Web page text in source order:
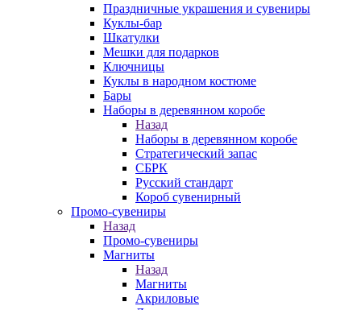
Праздничные украшения и сувениры
Куклы-бар
Шкатулки
Мешки для подарков
Ключницы
Куклы в народном костюме
Бары
Наборы в деревянном коробе
Назад
Наборы в деревянном коробе
Стратегический запас
СБРК
Русский стандарт
Короб сувенирный
Промо-сувениры
Назад
Промо-сувениры
Магниты
Назад
Магниты
Акриловые